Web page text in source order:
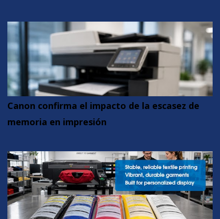
Canon confirma el impacto de la escasez de
memoria en impresión